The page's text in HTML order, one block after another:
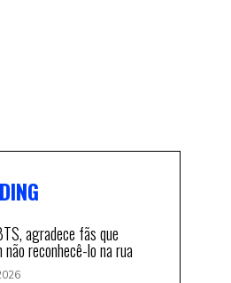
agradece fãs que
reconhecê-lo na rua